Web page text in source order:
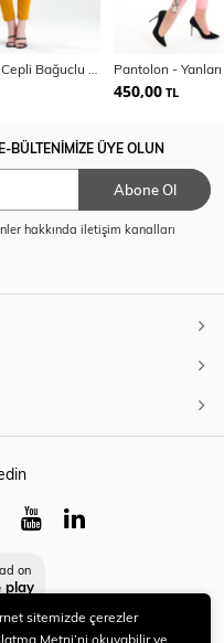
Beli Lastikli Cepli Bağuclu Scuba Krep Pantolon
450,00 TL
BÜLTENİMİZE ÜYE OLUN
Abone Ol
hakkında iletişim kanalları
on
play
sitemizde çerezler
Metni’ni okuyabilir ve